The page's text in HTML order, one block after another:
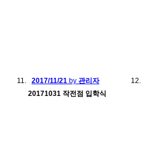
2017/11/21 by 관리자
20171031 작전점 입학식